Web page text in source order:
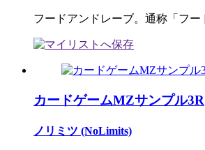
フードアンドレーブ。通称「フー
カードゲームMZサンプル3R
ノリミツ (NoLimits)